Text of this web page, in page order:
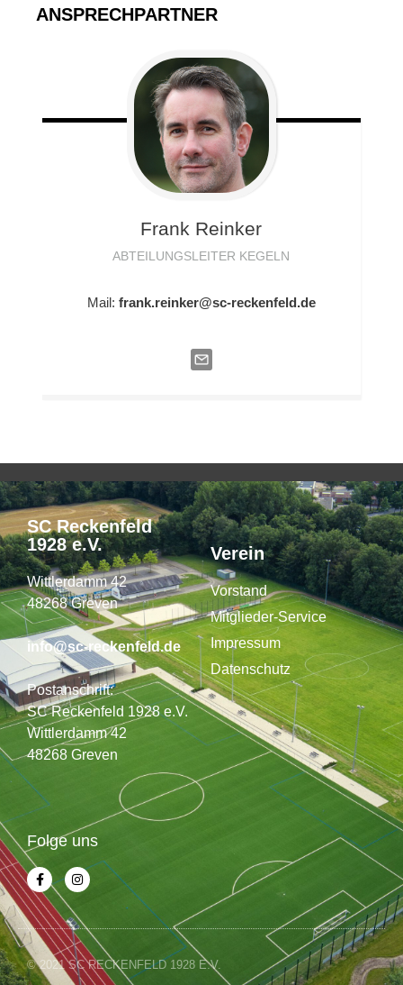
ANSPRECHPARTNER
Frank Reinker
ABTEILUNGSLEITER KEGELN
Mail: frank.reinker@sc-reckenfeld.de
SC Reckenfeld
1928 e.V.
Wittlerdamm 42
48268 Greven
info@sc-reckenfeld.de
Postanschrift:
SC Reckenfeld 1928 e.V.
Wittlerdamm 42
48268 Greven
Verein
Vorstand
Mitglieder-Service
Impressum
Datenschutz
Folge uns
© 2021 SC RECKENFELD 1928 E.V.